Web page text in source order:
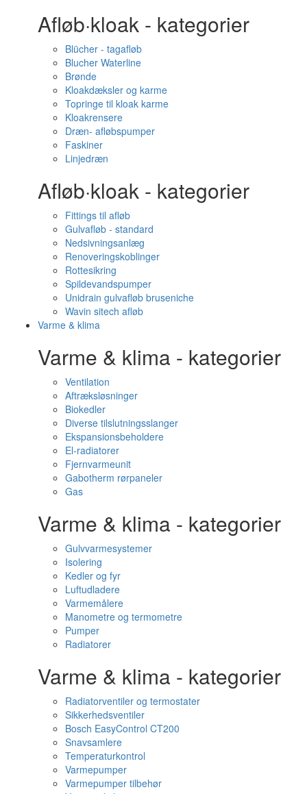
Afløb·kloak - kategorier
Blücher - tagafløb
Blucher Waterline
Brønde
Kloakdæksler og karme
Topringe til kloak karme
Kloakrensere
Dræn- afløbspumper
Faskiner
Linjedræn
Afløb·kloak - kategorier
Fittings til afløb
Gulvafløb - standard
Nedsivningsanlæg
Renoveringskoblinger
Rottesikring
Spildevandspumper
Unidrain gulvafløb bruseniche
Wavin sitech afløb
Varme & klima
Varme & klima - kategorier
Ventilation
Aftræksløsninger
Biokedler
Diverse tilslutningsslanger
Ekspansionsbeholdere
El-radiatorer
Fjernvarmeunit
Gabotherm rørpaneler
Gas
Varme & klima - kategorier
Gulvvarmesystemer
Isolering
Kedler og fyr
Luftudladere
Varmemålere
Manometre og termometre
Pumper
Radiatorer
Varme & klima - kategorier
Radiatorventiler og termostater
Sikkerhedsventiler
Bosch EasyControl CT200
Snavsamlere
Temperaturkontrol
Varmepumper
Varmepumper tilbehør